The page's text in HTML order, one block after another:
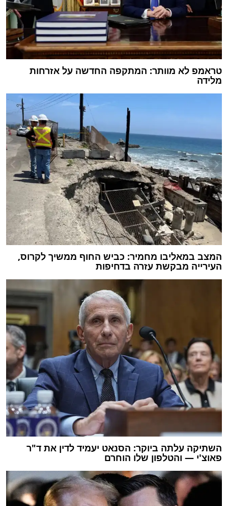
טראמפ לא מוותר: המתקפה החדשה על אזרחות
מלידה
המצב במאליבו מחמיר: כביש החוף ממשיך לקרוס,
העירייה מבקשת עזרה בדחיפות
השתיקה עלתה ביוקר: הסנאט יעמיד לדין את ד"ר
פאוצ'י — והטלפון שלו הוחרם